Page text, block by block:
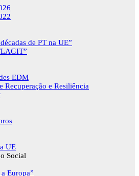
de PT na UE”
EDM
Recuperação e Resiliência
UE
Social
Europa”